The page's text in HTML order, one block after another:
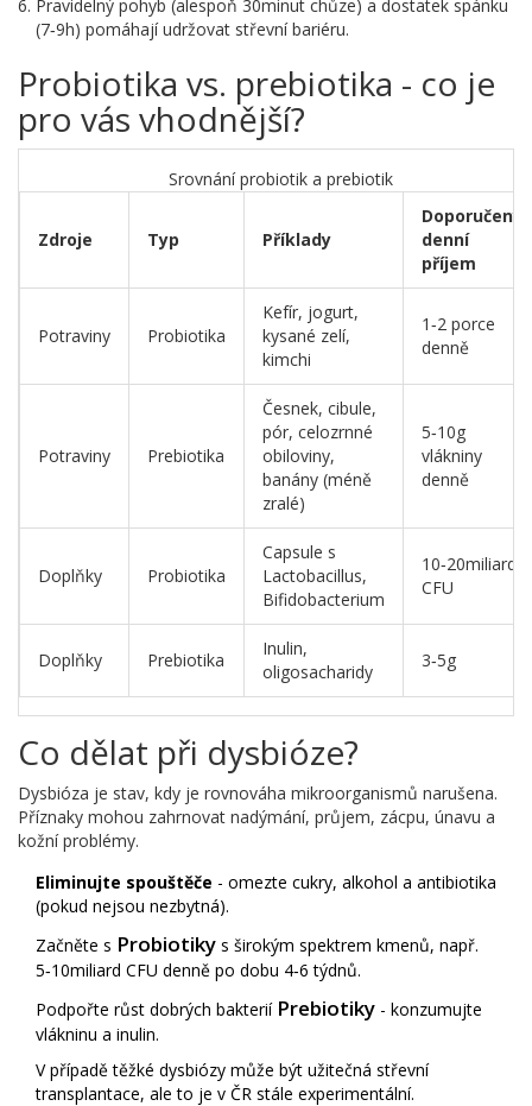
Pravidelný pohyb (alespoň 30minut chůze) a dostatek spánku
(7‑9h) pomáhají udržovat střevní bariéru.
Probiotika vs. prebiotika - co je
pro vás vhodnější?
Srovnání probiotik a prebiotik
Zdroje Typ Příklady
Doporučený
denní
příjem
Potraviny Probiotika
Kefír, jogurt,
kysané zelí,
kimchi
1‑2 porce
denně
Potraviny Prebiotika
Česnek, cibule,
pór, celozrnné
obiloviny,
banány (méně
zralé)
5‑10g
vlákniny
denně
Doplňky Probiotika
Capsule s
Lactobacillus,
Bifidobacterium
10‑20miliard
CFU
Doplňky Prebiotika
Inulin,
oligosacharidy
3‑5g
Co dělat při dysbióze?
Dysbióza je stav, kdy je rovnováha mikroorganismů narušena.
Příznaky mohou zahrnovat nadýmání, průjem, zácpu, únavu a
kožní problémy.
Eliminujte spouštěče - omezte cukry, alkohol a antibiotika
(pokud nejsou nezbytná).
Začněte s Probiotiky s širokým spektrem kmenů, např.
5‑10miliard CFU denně po dobu 4‑6 týdnů.
Podpořte růst dobrých bakterií Prebiotiky - konzumujte
vlákninu a inulin.
V případě těžké dysbiózy může být užitečná střevní
transplantace, ale to je v ČR stále experimentální.